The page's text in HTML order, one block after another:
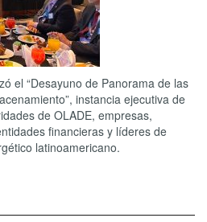
el “Desayuno de Panorama de las
instancia ejecutiva de
de OLADE, empresas,
financieras y líderes de
latinoamericano.